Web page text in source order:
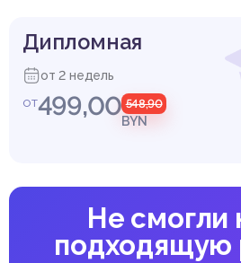
Дипломная
от 2 недель
от499,00 548,90
BYN
Не смогли
подходящую